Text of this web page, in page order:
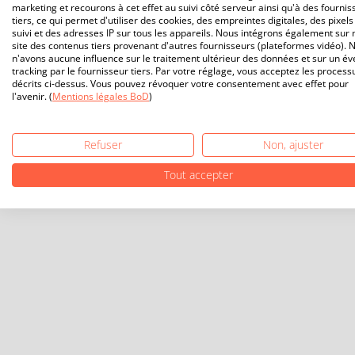
marketing et recourons à cet effet au suivi côté serveur ainsi qu'à des
tiers, ce qui permet d'utiliser des cookies, des empreintes digitales, des
suivi et des adresses IP sur tous les appareils. Nous intégrons également sur
site des contenus tiers provenant d'autres fournisseurs (plateformes vidéo).
n'avons aucune influence sur le traitement ultérieur des données et sur un
tracking par le fournisseur tiers. Par votre réglage, vous acceptez les
décrits ci-dessus. Vous pouvez révoquer votre consentement avec effet pour
l'avenir. (Mentions légales BoD)
Refuser
Non, ajuster
Tout accepter